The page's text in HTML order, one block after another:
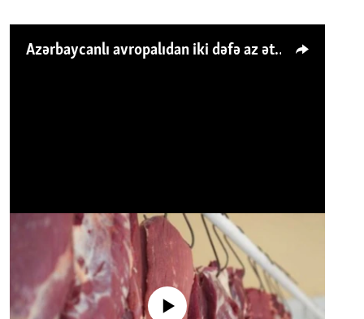
Azərbaycanlı avropalıdan iki dəfə az ət yeyir, amma... 'Qiymət artımı qaçılmazdır'
No media source currently available